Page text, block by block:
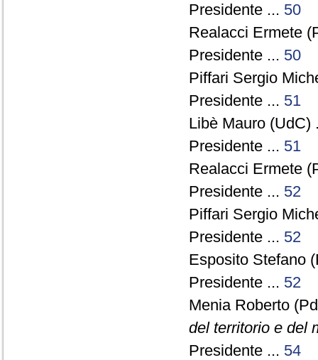
Presidente ... 50
Realacci Ermete
Presidente ... 50
Piffari Sergio
Presidente ... 51
Libè Mauro (UdC)
Presidente ... 51
Realacci Ermete
Presidente ... 52
Piffari Sergio
Presidente ... 52
Esposito Stefano
Presidente ... 52
Menia Roberto
del territorio e del
Presidente ... 54